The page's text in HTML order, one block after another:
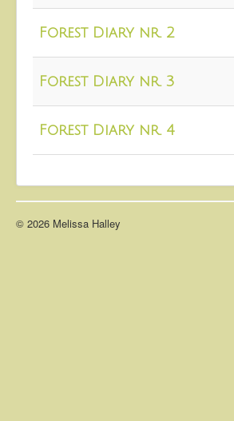
Blog
About
Contact
Forest Diary nr. 2
Forest Diary nr. 3
Forest Diary nr. 4
© 2026 Melissa Halley